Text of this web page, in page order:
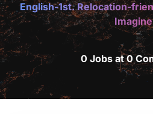
English-1st. Relocation-
0 Jobs at 0